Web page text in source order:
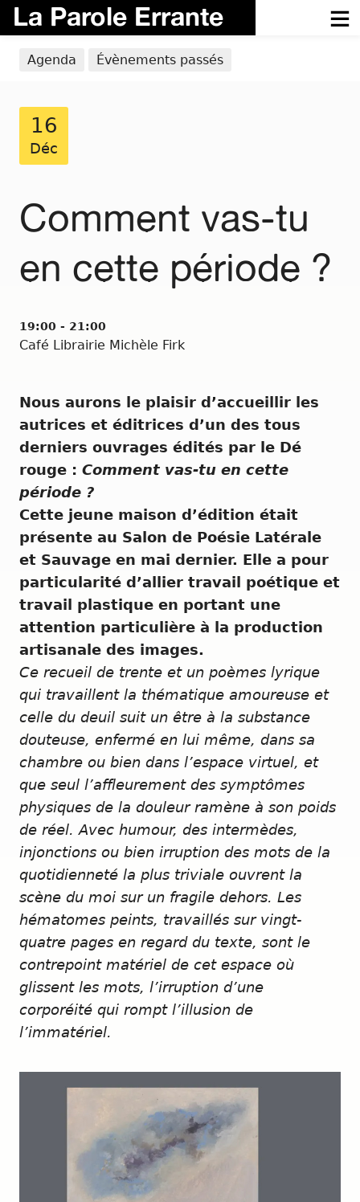
La Parole Errante
Agenda Évènements passés
16
Déc
Comment vas-tu
en cette période ?
19:00 - 21:00
Café Librairie Michèle Firk
Nous aurons le plaisir d’accueillir les
autrices et éditrices d’un des tous
derniers ouvrages édités par le Dé
rouge : Comment vas-tu en cette
période ?
Cette jeune maison d’édition était
présente au Salon de Poésie Latérale
et Sauvage en mai dernier. Elle a pour
particularité d’allier travail poétique et
travail plastique en portant une
attention particulière à la production
artisanale des images.
Ce recueil de trente et un poèmes lyrique
qui travaillent la thématique amoureuse et
celle du deuil suit un être à la substance
douteuse, enfermé en lui même, dans sa
chambre ou bien dans l’espace virtuel, et
que seul l’affleurement des symptômes
physiques de la douleur ramène à son poids
de réel. Avec humour, des intermèdes,
injonctions ou bien irruption des mots de la
quotidienneté la plus triviale ouvrent la
scène du moi sur un fragile dehors. Les
hématomes peints, travaillés sur vingt-
quatre pages en regard du texte, sont le
contrepoint matériel de cet espace où
glissent les mots, l’irruption d’une
corporéité qui rompt l’illusion de
l’immatériel.